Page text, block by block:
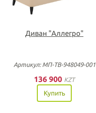
Диван "Аллегро"
Артикул: МП-ТВ-948049-001
136 900 KZT
Купить